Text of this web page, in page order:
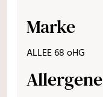
Marke
ALLEE 68 oHG
Allergene